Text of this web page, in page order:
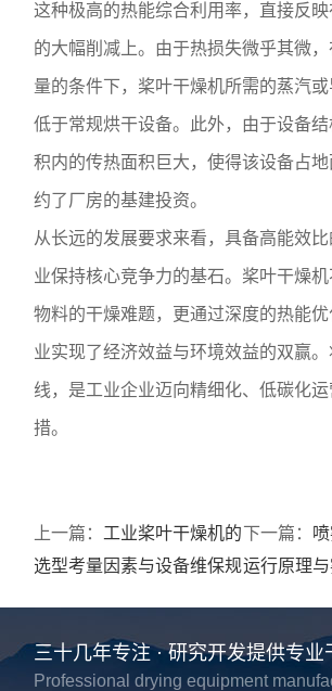
这种极高的热能综合利用率，直接反
的大幅削减上。由于热损失微乎其微
量的条件下，桨叶干燥机所需的蒸汽
低于常规烘干设备。此外，由于设备
积内的传热面积巨大，使得该设备占
约了厂房的基建投资。
从长远的发展要求来看，具备高能效
业保持核心竞争力的基石。桨叶干燥
物料的干燥难题，更通过深度的热能
业实现了经济效益与环境效益的双赢
线，是工业企业迈向精细化、低碳化
措。
上一篇： 工业桨叶干燥机的
选型考量因素与设备维保规
下一篇：
运行原理
三十几年专注 · 研究开发提供专业
Professional drying equipment